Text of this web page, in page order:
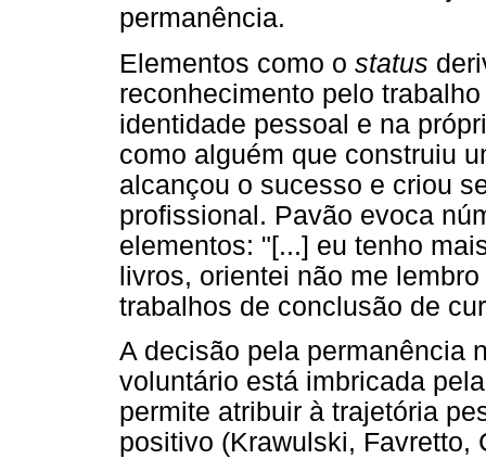
permanência.
Elementos como o status
reconhecimento pelo
identidade pessoal e na
como alguém que construiu
alcançou o sucesso e criou
profissional. Pavão evoca
elementos: "[...] eu tenho
livros, orientei não me
trabalhos de conclusão de
A decisão pela permanência
voluntário está imbricada
permite atribuir à trajetória
positivo (Krawulski, Favretto,